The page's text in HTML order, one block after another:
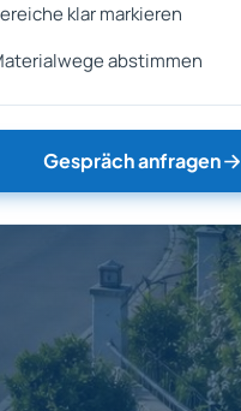
klar markieren
abstimmen
Gespräch anfragen